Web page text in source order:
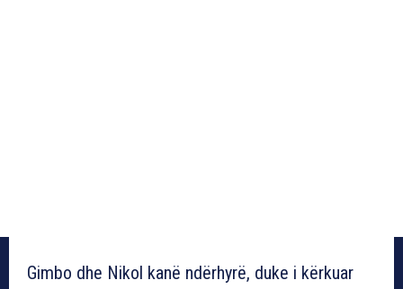
Gimbo dhe Nikol kanë ndërhyrë, duke i kërkuar